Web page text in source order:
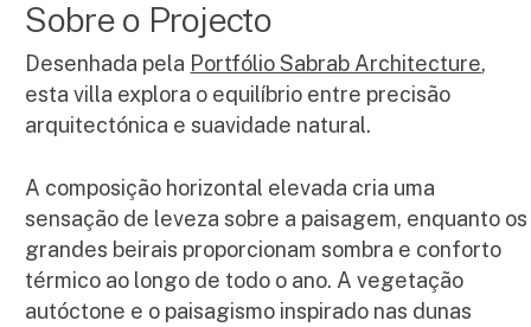
Sobre o Projecto
Desenhada pela Portfólio Sabrab Architecture,
esta villa explora o equilíbrio entre precisão
arquitectónica e suavidade natural.
A composição horizontal elevada cria uma
sensação de leveza sobre a paisagem, enquanto os
grandes beirais proporcionam sombra e conforto
térmico ao longo de todo o ano. A vegetação
autóctone e o paisagismo inspirado nas dunas